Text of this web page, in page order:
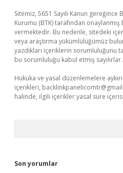
Sitemiz, 5651 Sayılı Kanun
Kurumu (BTK) tarafından
vermektedir. Bu nedenle, sitedeki
veya araştırma yükümlülüğümüz
yazdıkları içeriklerin sorumluluğunu
bu sorumluluğu kabul etmiş sayılırlar.
Hukuka ve yasal düzenlemelere
içerikleri,
halinde, ilgili içerikler yasal süre
Son yorumlar